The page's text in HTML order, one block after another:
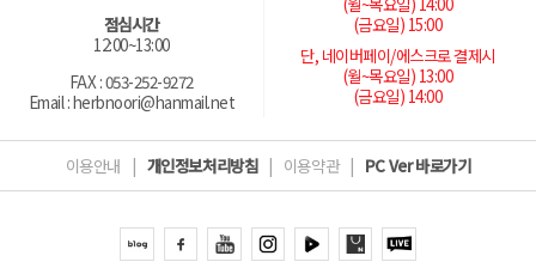
점심시간
12:00~13:00
FAX : 053-252-9272
Email : herbnoori@hanmail.net
(금요일) 15:00
단, 네이버페이/에스크로 결제시
(월~목요일) 13:00
(금요일) 14:00
이용안내 | 개인정보처리방침 | 이용약관 | PC Ver 바로가기